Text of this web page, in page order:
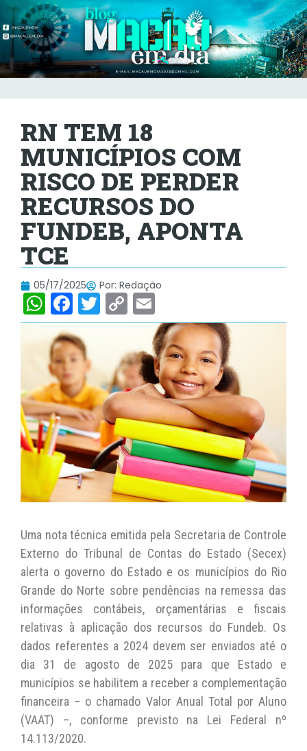
RN TEM 18
MUNICÍPIOS COM
RISCO DE PERDER
RECURSOS DO
FUNDEB, APONTA
TCE
05/17/2025 Por: Redação
W
h
at
s
A
p
p
F
a
c
e
b
o
o
k
T
w
er
C
o
p
y
Li
n
k
m
ai
l
Uma nota técnica emitida pela Secretaria de Controle
Externo do Tribunal de Contas do Estado (Secex)
alerta o governo do Estado e os municípios do Rio
Grande do Norte sobre pendências na remessa das
informações contábeis, orçamentárias e fiscais
relativas à aplicação dos recursos do Fundeb. Os
dados referentes a 2024 devem ser enviados até o
dia 31 de agosto de 2025 para que Estado e
municípios se habilitem a receber a complementação
financeira – o chamado Valor Anual Total por Aluno
(VAAT) –, conforme previsto na Lei Federal nº
14.113/2020.